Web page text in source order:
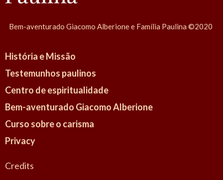
Bem-aventurado Giacomo Alberione e Família Paulina ©2020
História e Missão
Testemunhos paulinos
Centro de espiritualidade
Bem-aventurado Giacomo Alberione
Curso sobre o carisma
Privacy
Credits